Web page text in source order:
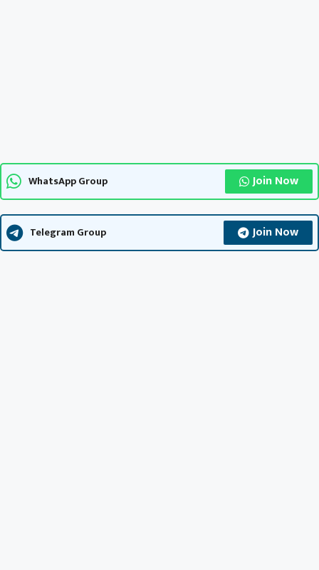
WhatsApp Group Join Now
Telegram Group Join Now